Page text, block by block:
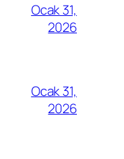
Ocak 31,
2026
Ocak 31,
2026